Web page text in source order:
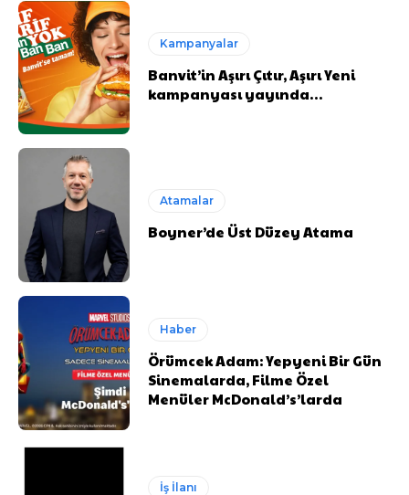
Kampanyalar
Banvit’in Aşırı Çıtır, Aşırı Yeni
kampanyası yayında…
Atamalar
Boyner’de Üst Düzey Atama
Haber
Örümcek Adam: Yepyeni Bir Gün
Sinemalarda, Filme Özel
Menüler McDonald’s’larda
İş İlanı